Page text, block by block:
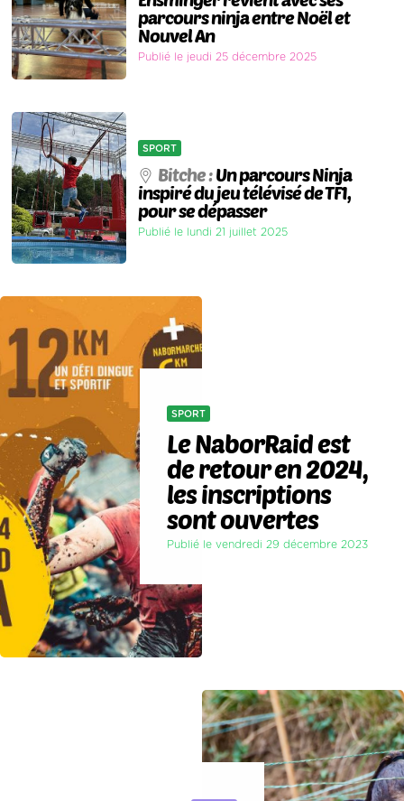
parcours ninja entre Noël et
Nouvel An
Publié le jeudi 25 décembre 2025
SPORT
Bitche :Un parcours Ninja
inspiré du jeu télévisé de TF1,
pour se dépasser
Publié le lundi 21 juillet 2025
SPORT
Le NaborRaid est
de retour en 2024,
les inscriptions
sont ouvertes
Publié le vendredi 29 décembre 2023